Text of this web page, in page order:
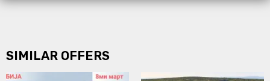
SIMILAR OFFERS